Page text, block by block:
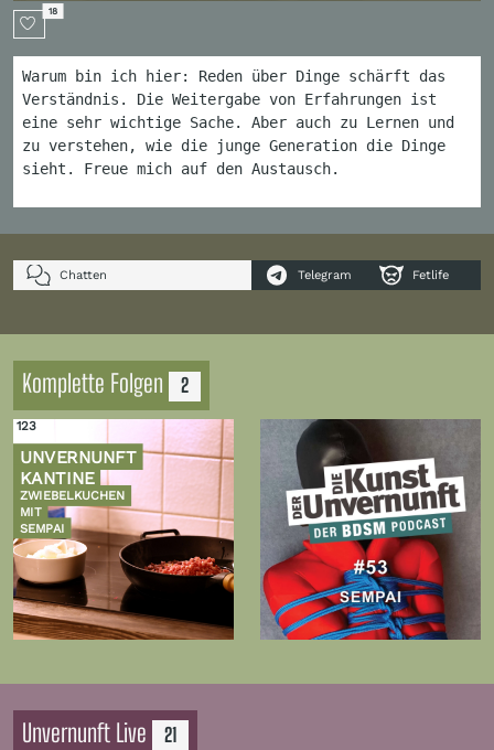
18
Warum bin ich hier: Reden über Dinge schärft das
Verständnis. Die Weitergabe von Erfahrungen ist
eine sehr wichtige Sache. Aber auch zu Lernen und
zu verstehen, wie die junge Generation die Dinge
sieht. Freue mich auf den Austausch.
Chatten Telegram Fetlife
Komplette Folgen 2
123
UNVERNUNFT
KANTINE
ZWIEBELKUCHEN
MIT
SEMPAI
Zur
Folge
Zur
Folge
Unvernunft Live 21